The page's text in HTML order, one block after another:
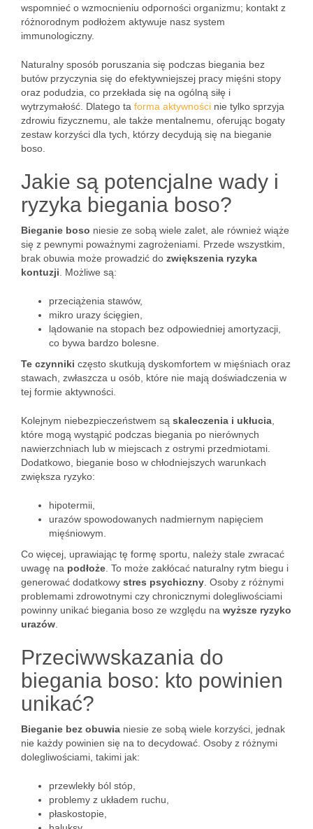
wspomnieć o wzmocnieniu odporności organizmu; kontakt z
różnorodnym podłożem aktywuje nasz system
immunologiczny.
Naturalny sposób poruszania się podczas biegania bez
butów przyczynia się do efektywniejszej pracy mięśni stopy
oraz podudzia, co przekłada się na ogólną siłę i
wytrzymałość. Dlatego ta forma aktywności nie tylko sprzyja
zdrowiu fizycznemu, ale także mentalnemu, oferując bogaty
zestaw korzyści dla tych, którzy decydują się na bieganie
boso.
Jakie są potencjalne wady i
ryzyka biegania boso?
Bieganie boso niesie ze sobą wiele zalet, ale również wiąże
się z pewnymi poważnymi zagrożeniami. Przede wszystkim,
brak obuwia może prowadzić do zwiększenia ryzyka
kontuzji . Możliwe są:
przeciążenia stawów,
mikro urazy ścięgien,
lądowanie na stopach bez odpowiedniej amortyzacji,
co bywa bardzo bolesne.
Te czynniki często skutkują dyskomfortem w mięśniach oraz
stawach, zwłaszcza u osób, które nie mają doświadczenia w
tej formie aktywności.
Kolejnym niebezpieczeństwem są skaleczenia i ukłucia
które mogą wystąpić podczas biegania po nierównych
nawierzchniach lub w miejscach z ostrymi przedmiotami.
Dodatkowo, bieganie boso w chłodniejszych warunkach
zwiększa ryzyko:
hipotermii,
urazów spowodowanych nadmiernym napięciem
mięśniowym.
Co więcej, uprawiając tę formę sportu, należy stale zwracać
uwagę na podłoże . To może zakłócać naturalny rytm biegu i
generować dodatkowy stres psychiczny . Osoby z różnymi
problemami zdrowotnymi czy chronicznymi dolegliwościami
powinny unikać biegania boso ze względu na wyższe ryzyko
urazów
Przeciwwskazania do
biegania boso: kto powinien
unikać?
Bieganie bez obuwia niesie ze sobą wiele korzyści, jednak
nie każdy powinien się na to decydować. Osoby z różnymi
dolegliwościami, takimi jak:
przewlekły ból stóp,
problemy z układem ruchu,
płaskostopie,